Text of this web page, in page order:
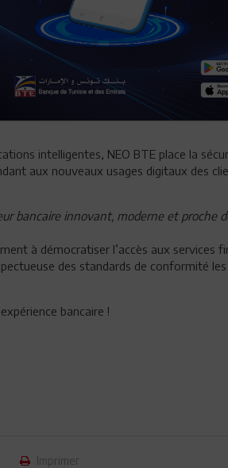
intelligentes, NEO BTE place la
aux nouveaux usages digitaux des
bancaire innovant, moderne et proche
à démocratiser l’accès aux services
des standards de conformité les
bancaire !
Imprimer